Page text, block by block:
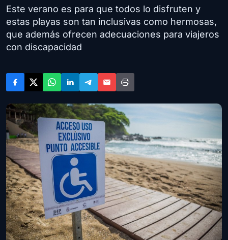
Este verano es para que todos lo disfruten y
estas playas son tan inclusivas como hermosas,
que además ofrecen adecuaciones para viajeros
con discapacidad